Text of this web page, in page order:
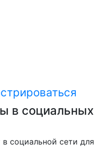
в социальных
в социальной сети для